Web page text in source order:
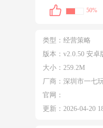
50%
类型： 经营策略
版本：v2.0.50 安卓
大小： 259.2M
厂商：深圳市一七
官网：
更新： 2026-04-20